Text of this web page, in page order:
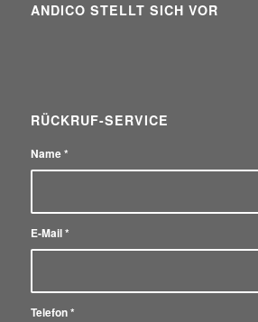
ANDICO STELLT SICH VOR
RÜCKRUF-SERVICE
Name*
E-Mail*
Telefon*